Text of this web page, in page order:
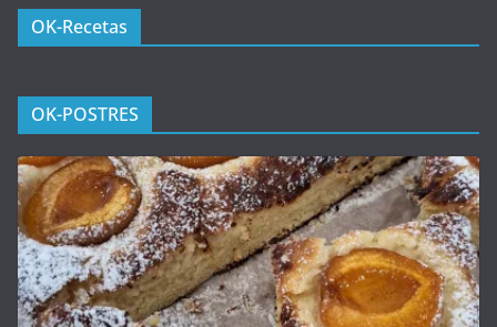
OK-Recetas
OK-POSTRES